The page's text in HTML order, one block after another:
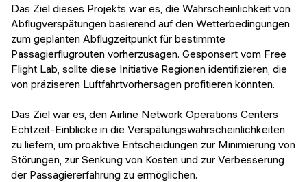
Das Ziel dieses Projekts war es, die Wahrscheinlichkeit von
Abflugverspätungen basierend auf den Wetterbedingungen
zum geplanten Abflugzeitpunkt für bestimmte
Passagierflugrouten vorherzusagen. Gesponsert vom Free
Flight Lab, sollte diese Initiative Regionen identifizieren, die
von präziseren Luftfahrtvorhersagen profitieren könnten.
Das Ziel war es, den Airline Network Operations Centers
Echtzeit-Einblicke in die Verspätungswahrscheinlichkeiten
zu liefern, um proaktive Entscheidungen zur Minimierung von
Störungen, zur Senkung von Kosten und zur Verbesserung
der Passagiererfahrung zu ermöglichen.